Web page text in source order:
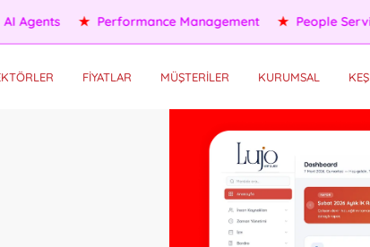
Self HR Services ★ OKR/KPI ★ AI Agents
FİYATLAR MÜŞTERİLER KURUMSAL